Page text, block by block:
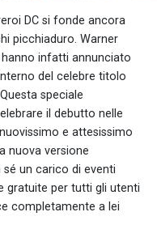
DC si fonde ancora
picchiaduro. Warner
hanno infatti annunciato
del celebre titolo
speciale
il debutto nelle
e attesissimo
nuova versione
sé un carico di eventi
gratuite per tutti gli utenti
completamente a lei